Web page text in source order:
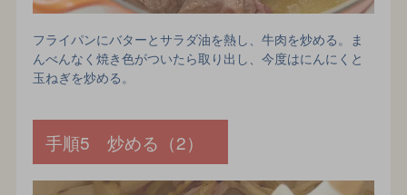
フライパンにバターとサラダ油を熱し、牛肉を炒める。ま
んべんなく焼き色がついたら取り出し、今度はにんにくと
玉ねぎを炒める。
手順5 炒める（2）